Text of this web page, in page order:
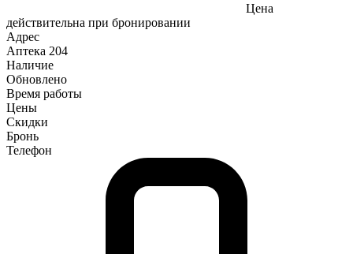
Цена
действительна при бронировании
Адрес
Аптека 204
Наличие
Обновлено
Время работы
Цены
Скидки
Бронь
Телефон